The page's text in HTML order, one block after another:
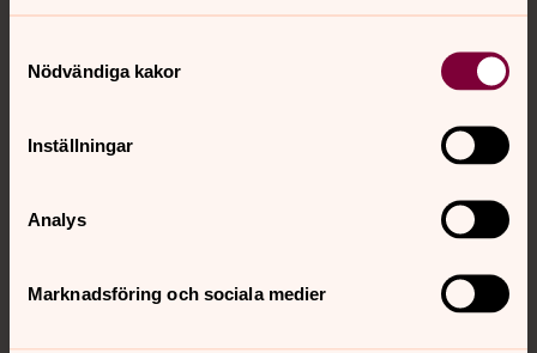
Nödvändiga kakor
Inställningar
Analys
Marknadsföring och sociala medier
Hitta snabbt
Sociala kanaler